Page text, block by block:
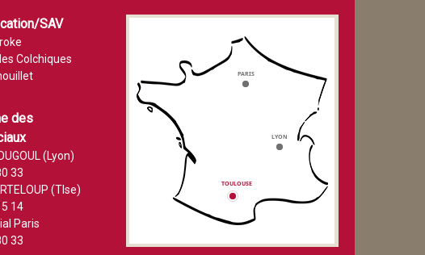
SAV
Colchiques
des
(Lyon)
33
(Tlse)
14
Paris
33